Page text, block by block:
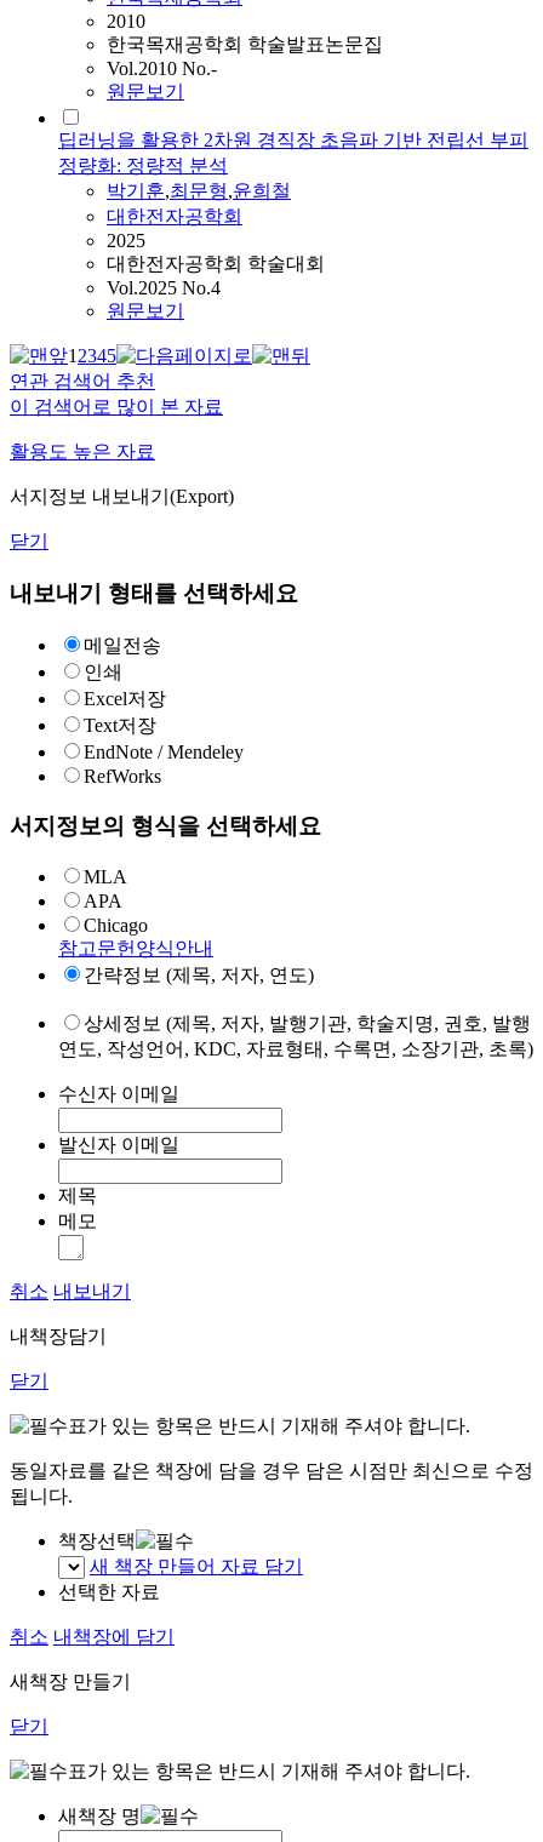
2010
한국목재공학회 학술발표논문집
Vol.2010 No.-
원문보기
딥러닝을 활용한 2차원 경직장 초음파 기반 전립선 부피
정량화: 정량적 분석
박기훈,최문형,윤희철
대한전자공학회
2025
대한전자공학회 학술대회
Vol.2025 No.4
원문보기
12345
연관 검색어 추천
이 검색어로 많이 본 자료
활용도 높은 자료
서지정보 내보내기(Export)
닫기
내보내기 형태를 선택하세요
메일전송
인쇄
Excel저장
Text저장
EndNote / Mendeley
RefWorks
서지정보의 형식을 선택하세요
MLA
APA
Chicago
참고문헌양식안내
간략정보 (제목, 저자, 연도)
상세정보 (제목, 저자, 발행기관, 학술지명, 권호, 발행
연도, 작성언어, KDC, 자료형태, 수록면, 소장기관, 초록)
수신자 이메일
발신자 이메일
제목
메모
취소 내보내기
내책장담기
닫기
표가 있는 항목은 반드시 기재해 주셔야 합니다.
동일자료를 같은 책장에 담을 경우 담은 시점만 최신으로 수정
됩니다.
책장선택
새 책장 만들어 자료 담기
선택한 자료
취소 내책장에 담기
새책장 만들기
닫기
표가 있는 항목은 반드시 기재해 주셔야 합니다.
새책장 명